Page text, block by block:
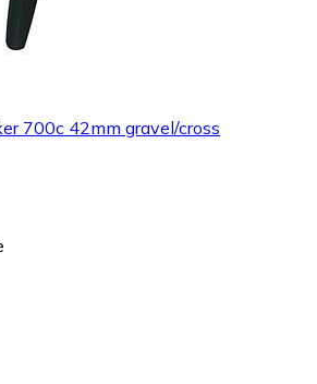
700c 42mm gravel/cross